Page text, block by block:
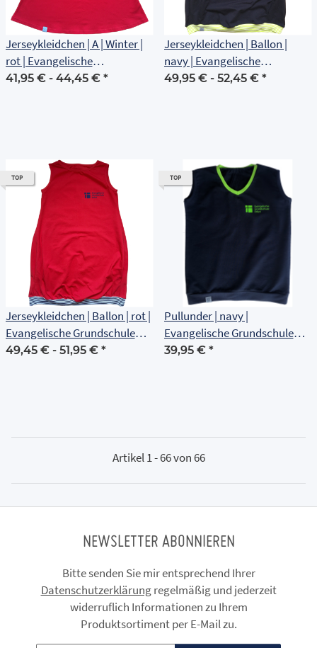
Jerseykleidchen | A | Winter |
rot | Evangelische
Grundschule Erfurt
41,95 € - 44,45 € *
Jerseykleidchen | Ballon |
navy | Evangelische
Grundschule Erfurt
49,95 € - 52,45 € *
TOP
Jerseykleidchen | Ballon | rot |
Evangelische Grundschule
Erfurt
49,45 € - 51,95 € *
TOP
Pullunder | navy |
Evangelische Grundschule
Erfurt
39,95 € *
Artikel 1 - 66 von 66
NEWSLETTER ABONNIEREN
Bitte senden Sie mir entsprechend Ihrer
Datenschutzerklärungregelmäßig und jederzeit
widerruflich Informationen zu Ihrem
Produktsortiment per E-Mail zu.